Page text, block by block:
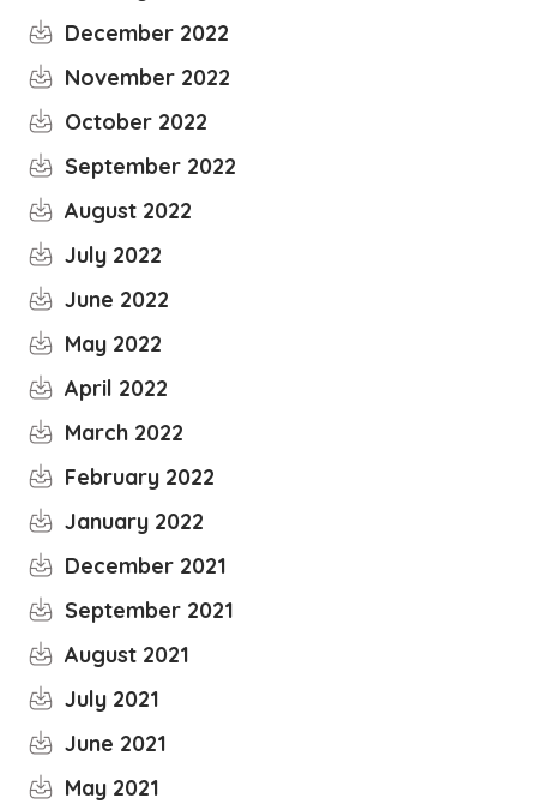
December 2022
November 2022
October 2022
September 2022
August 2022
July 2022
June 2022
May 2022
April 2022
March 2022
February 2022
January 2022
December 2021
September 2021
August 2021
July 2021
June 2021
May 2021